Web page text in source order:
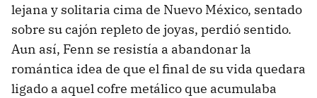
lejana y solitaria cima de Nuevo México, sentado
sobre su cajón repleto de joyas, perdió sentido.
Aun así, Fenn se resistía a abandonar la
romántica idea de que el final de su vida quedara
ligado a aquel cofre metálico que acumulaba